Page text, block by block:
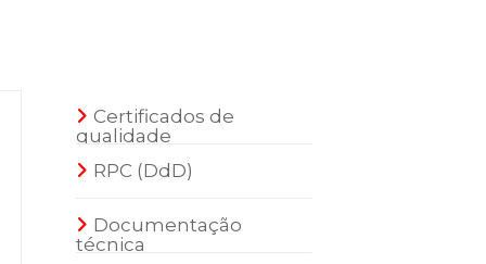
Certificados de
qualidade
RPC (DdD)
Documentação
técnica